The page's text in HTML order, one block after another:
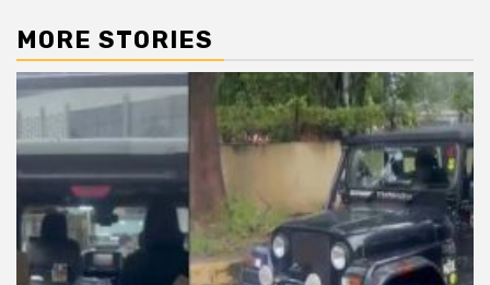
MORE STORIES